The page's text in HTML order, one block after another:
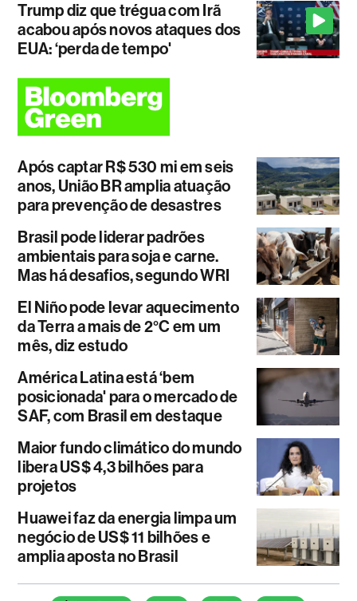
Trump diz que trégua com Irã
acabou após novos ataques dos
EUA: ‘perda de tempo'
Após captar R$ 530 mi em seis
anos, União BR amplia atuação
para prevenção de desastres
Brasil pode liderar padrões
ambientais para soja e carne.
Mas há desafios, segundo WRI
El Niño pode levar aquecimento
da Terra a mais de 2°C em um
mês, diz estudo
América Latina está ‘bem
posicionada' para o mercado de
SAF, com Brasil em destaque
Maior fundo climático do mundo
libera US$ 4,3 bilhões para
projetos
Huawei faz da energia limpa um
negócio de US$ 11 bilhões e
amplia aposta no Brasil